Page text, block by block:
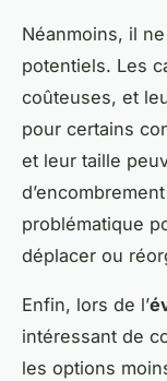
Néanmoins, il
potentiels. Les
coûteuses, et
pour certains
et leur taille
problématique
déplacer ou
Enfin, lors de l’
intéressant de
les options